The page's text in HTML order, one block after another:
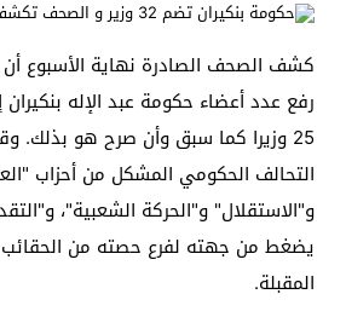
كشف الصحف الصادرة نهاية الأسبوع
25 وزيرا كما سبق وأن صرح هو بذلك.
التحالف الحكومي المشكل من أحزاب
و"الاستقلال" و"الحركة الشعبية"،
يضغط من جهته لفرع حصته من الحقائب
المقبلة.